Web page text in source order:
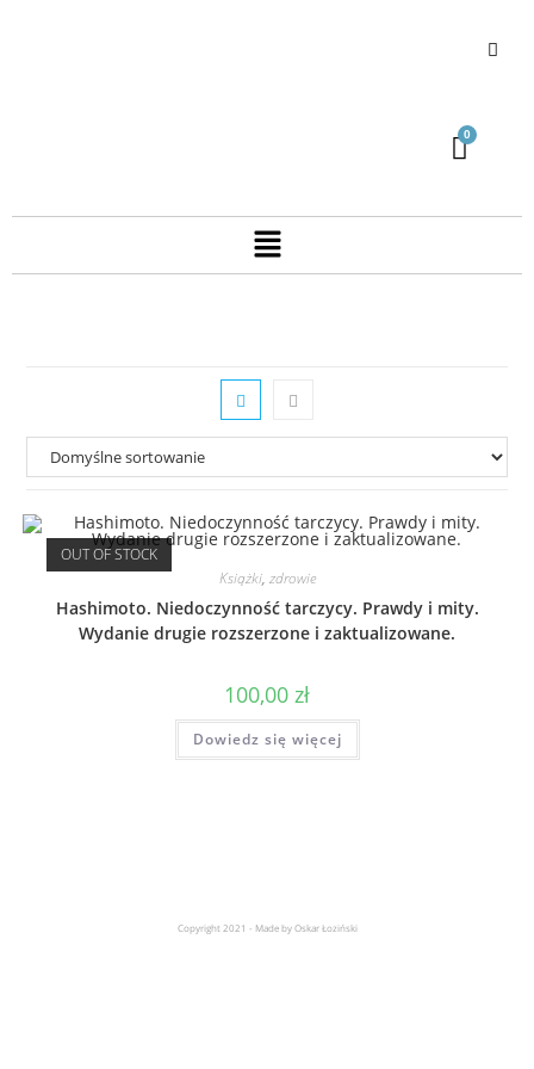
OUT OF STOCK
Książki, zdrowie
Hashimoto. Niedoczynność tarczycy. Prawdy i mity.
Wydanie drugie rozszerzone i zaktualizowane.
100,00 zł
Dowiedz się więcej
Copyright 2021 - Made by Oskar Łoziński